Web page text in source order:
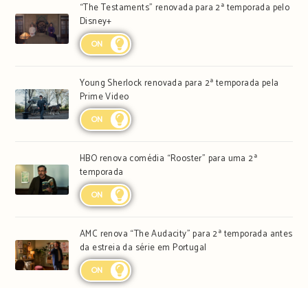
“The Testaments” renovada para 2ª temporada pelo
Disney+
ON
Young Sherlock renovada para 2ª temporada pela
Prime Video
ON
HBO renova comédia “Rooster” para uma 2ª
temporada
ON
AMC renova “The Audacity” para 2ª temporada antes
da estreia da série em Portugal
ON